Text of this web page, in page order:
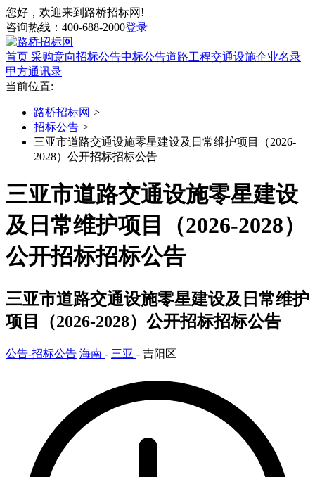
您好，欢迎来到路桥招标网!
咨询热线： 400-688-2000登录
首页 采购意向招标公告中标公告道路工程交通设施企业名录
甲方通讯录
当前位置:
路桥招标网 >
招标公告 >
三亚市道路交通设施零星建设及日常维护项目（2026-
2028）公开招标招标公告
三亚市道路交通设施零星建设
及日常维护项目（2026-2028）
公开招标招标公告
三亚市道路交通设施零星建设及日常维护
项目（2026-2028）公开招标招标公告
公告-招标公告 海南 - 三亚 - 吉阳区